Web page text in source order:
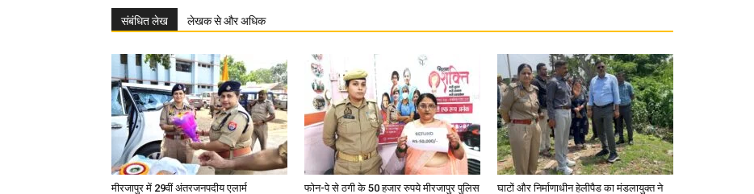
संबंधित लेख लेखक से और अधिक
मीरजापुर में 29वीं अंतरजनपदीय एलार्म
फोन-पे से ठगी के 50 हजार रुपये मीरजापुर पुलिस
घाटों और निर्माणाधीन हेलीपैड का मंडलायुक्त ने